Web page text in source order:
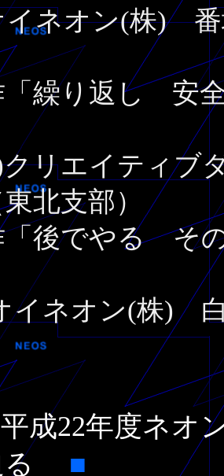
ネオン(株) 番
繰り返し 安
リエイティブ
北支部）
後でやる そ
ネオン(株) 白
成22年度ネオ
る ■